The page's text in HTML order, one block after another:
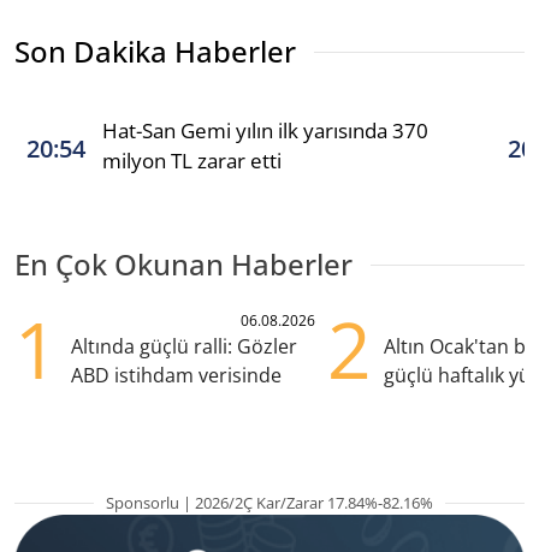
Son Dakika Haberler
20:54
Hat-San Gemi yılın ilk yarısında 370
milyon TL zarar etti
En Çok Okunan Haberler
1 06.08.2026
Altında güçlü ralli: Gözler
ABD istihdam verisinde
2
Altın Ocak'tan
güçlü haftalık
Sponsorlu | 2026/2Ç Kar/Zarar 17.84%-82.16%